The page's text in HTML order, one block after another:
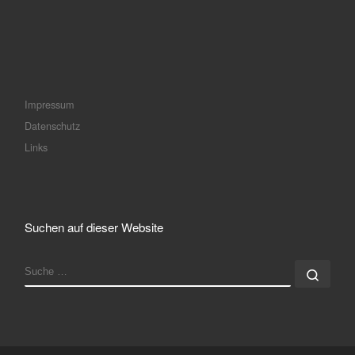
Impressum
Datenschutz
Links
Suchen auf dieser Website
SUCHE